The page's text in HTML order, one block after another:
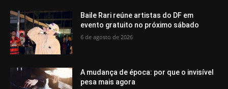
Baile Rari reúne artistas do DF em
evento gratuito no próximo sábado
6 de agosto de 2026
A mudança de época: por que o invisível
pesa mais agora